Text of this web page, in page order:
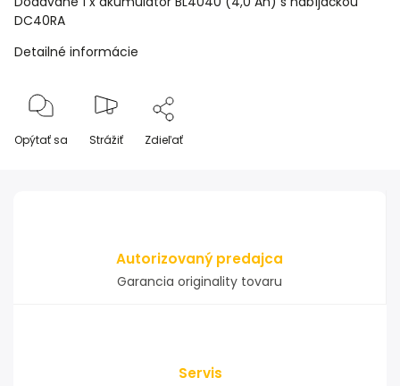
DC40RA
Detailné informácie
Opýtať sa Strážiť Zdieľať
Autorizovaný predajca
Garancia originality tovaru
Servis